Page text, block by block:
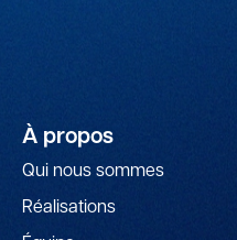
À propos
Qui nous sommes
Réalisations